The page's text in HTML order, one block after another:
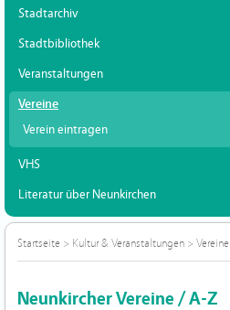
Stadtarchiv
Stadtbibliothek
Veranstaltungen
Vereine
Verein eintragen
VHS
Literatur über Neunkirchen
Startseite > Kultur & Veranstaltungen > Vereine
Neunkircher Vereine / A-Z